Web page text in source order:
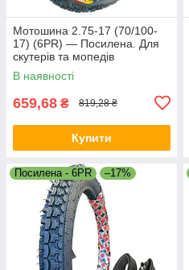
Мотошина 2.75-17 (70/100-
17) (6PR) — Посилена. Для
скутерів та мопедів
В наявності
659,68 ₴ 819,28 ₴
Купити
Посилена - 6PR –17%